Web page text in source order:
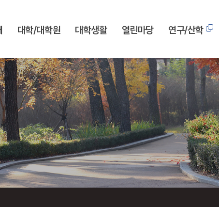
대학/대학원 대학생활 열린마당 연구/산학